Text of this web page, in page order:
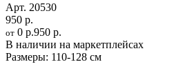
Арт. 20530
950 р.
от 0 р.950 р.
В наличии на маркетплейсах
Размеры: 110-128 см